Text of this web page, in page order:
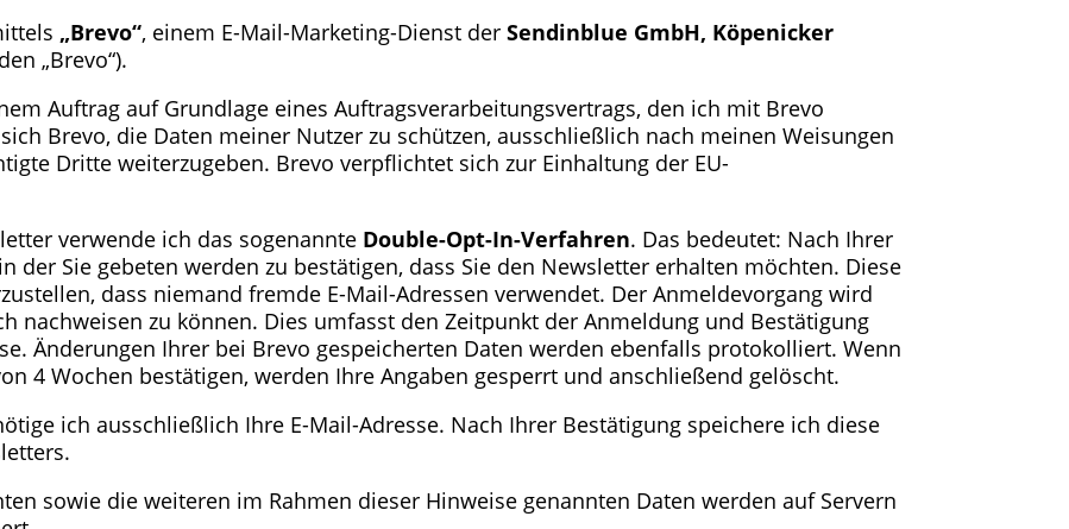
„Brevo“, einem E-Mail-Marketing-Dienst derSendinblue GmbH, Köpenicker
„Brevo“).
Auftrag auf Grundlage eines Auftragsverarbeitungsvertrags, den ich mit Brevo
Brevo, die Daten meiner Nutzer zu schützen, ausschließlich nach meinen Weisungen
Dritte weiterzugeben. Brevo verpflichtet sich zur Einhaltung der EU-
verwende ich das sogenannte Double-Opt-In-Verfahren. Das bedeutet: Nach Ihrer
der Sie gebeten werden zu bestätigen, dass Sie den Newsletter erhalten möchten. Diese
dass niemand fremde E-Mail-Adressen verwendet. Der Anmeldevorgang wird
nachweisen zu können. Dies umfasst den Zeitpunkt der Anmeldung und Bestätigung
Änderungen Ihrer bei Brevo gespeicherten Daten werden ebenfalls protokolliert. Wenn
4 Wochen bestätigen, werden Ihre Angaben gesperrt und anschließend gelöscht.
ich ausschließlich Ihre E-Mail-Adresse. Nach Ihrer Bestätigung speichere ich diese
sowie die weiteren im Rahmen dieser Hinweise genannten Daten werden auf Servern